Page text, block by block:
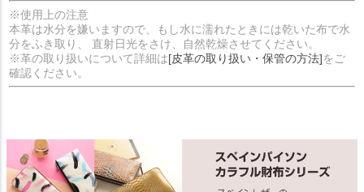
※使用上の注意
本革は水分を嫌いますので、もし水に濡れたときには乾いた布で水
分をふき取り、 直射日光をさけ、自然乾燥させてください。
※革の取り扱いについて詳細は[皮革の取り扱い・保管の方法]をご
確認ください。